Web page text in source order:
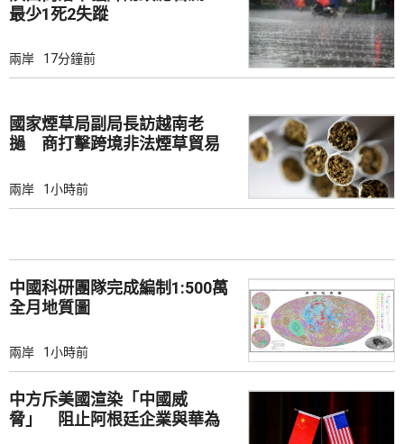
最少1死2失蹤
兩岸 17分鐘前
國家煙草局副局長訪越南老
撾 商打擊跨境非法煙草貿易
兩岸 1小時前
中國科研團隊完成編制1:500萬
全月地質圖
兩岸 1小時前
中方斥美國渲染「中國威
脅」 阻止阿根廷企業與華為